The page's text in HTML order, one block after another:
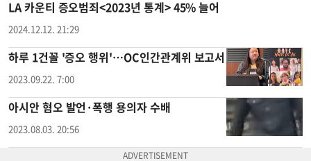
LA 카운티 증오범죄<2023년 통계> 45% 늘어
2024.12.12. 21:29
하루 1건꼴 '증오 행위'…OC인간관계위 보고서
2023.09.22. 7:00
아시안 혐오 발언·폭행 용의자 수배
2023.08.03. 20:56